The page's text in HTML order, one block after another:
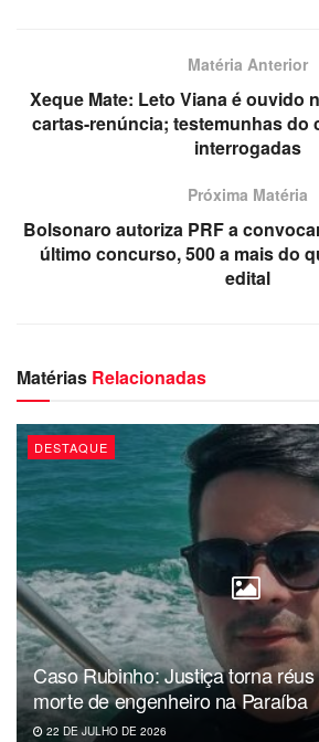
Matéria Anterior
Xeque Mate: Leto Viana é ouvido
cartas-renúncia; testemunhas do
interrogadas
Próxima Matéria
Bolsonaro autoriza PRF a
último concurso, 500 a mais do
edital
Matérias Relacionadas
DESTAQUE
Caso Rubinho: Justiça torna
morte de engenheiro na Paraíba
22 DE JULHO DE 2026